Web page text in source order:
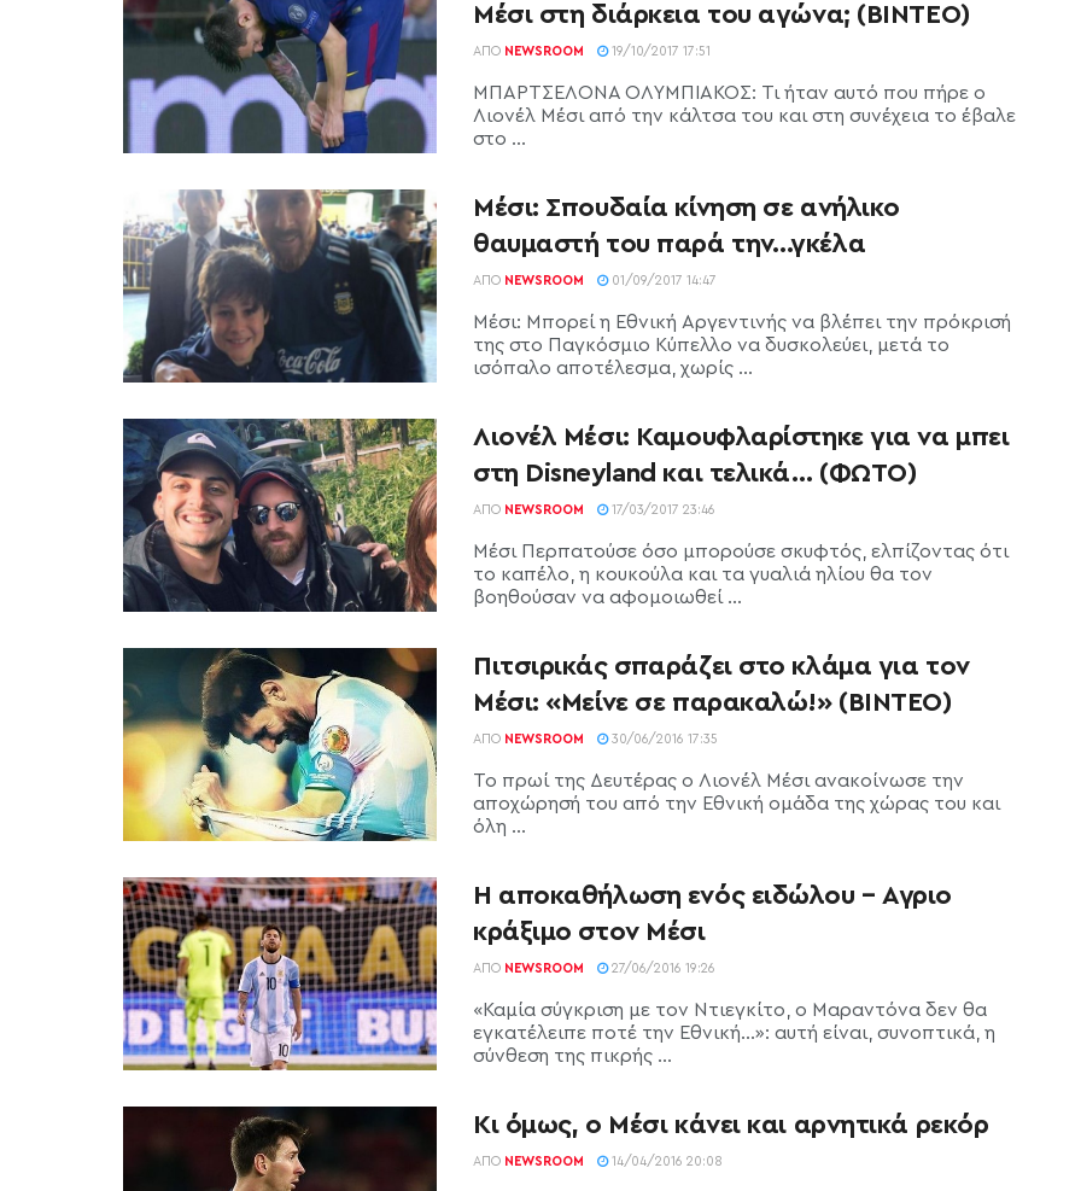
Μέσι στη διάρκεια του αγώνα; (ΒΙΝΤΕΟ)
ΑΠΌ NEWSROOM 19/10/2017 17:51
ΜΠΑΡΤΣΕΛΟΝΑ ΟΛΥΜΠΙΑΚΟΣ: Τι ήταν αυτό που πήρε ο
Λιονέλ Μέσι από την κάλτσα του και στη συνέχεια το έβαλε
στο ...
Μέσι: Σπουδαία κίνηση σε ανήλικο
θαυμαστή του παρά την…γκέλα
ΑΠΌ NEWSROOM 01/09/2017 14:47
Μέσι: Μπορεί η Εθνική Αργεντινής να βλέπει την πρόκρισή
της στο Παγκόσμιο Κύπελλο να δυσκολεύει, μετά το
ισόπαλο αποτέλεσμα, χωρίς ...
Λιονέλ Μέσι: Καμουφλαρίστηκε για να μπει
στη Disneyland και τελικά… (ΦΩΤΟ)
ΑΠΌ NEWSROOM 17/03/2017 23:46
Μέσι Περπατούσε όσο μπορούσε σκυφτός, ελπίζοντας ότι
το καπέλο, η κουκούλα και τα γυαλιά ηλίου θα τον
βοηθούσαν να αφομοιωθεί ...
Πιτσιρικάς σπαράζει στο κλάμα για τον
Μέσι: «Μείνε σε παρακαλώ!» (ΒΙΝΤΕΟ)
ΑΠΌ NEWSROOM 30/06/2016 17:35
Το πρωί της Δευτέρας ο Λιονέλ Μέσι ανακοίνωσε την
αποχώρησή του από την Εθνική ομάδα της χώρας του και
όλη ...
Η αποκαθήλωση ενός ειδώλου – Αγριο
κράξιμο στον Μέσι
ΑΠΌ NEWSROOM 27/06/2016 19:26
«Καμία σύγκριση με τον Ντιεγκίτο, ο Μαραντόνα δεν θα
εγκατέλειπε ποτέ την Εθνική...»: αυτή είναι, συνοπτικά, η
σύνθεση της πικρής ...
Κι όμως, ο Μέσι κάνει και αρνητικά ρεκόρ
ΑΠΌ NEWSROOM 14/04/2016 20:08